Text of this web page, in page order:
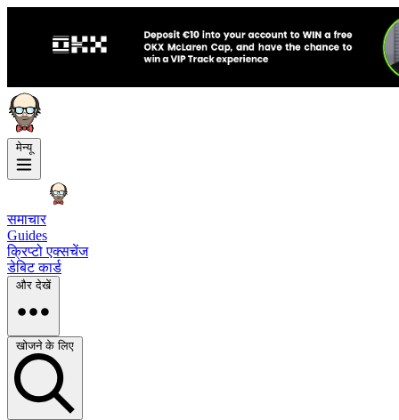
मेन्यू
समाचार
Guides
क्रिप्टो एक्सचेंज
डेबिट कार्ड
और देखें
खोजने के लिए